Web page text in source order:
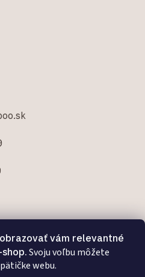
vám relevantné
Svoju voľbu môžete
webu.